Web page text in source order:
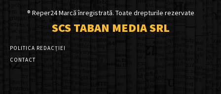
® Reper24 Marcă înregistrată. Toate drepturile rezervate
SCS TABAN MEDIA SRL
POLITICA REDACȚIEI
CONTACT